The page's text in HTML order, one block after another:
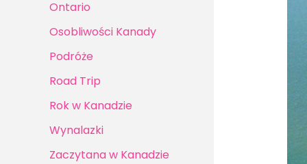
Ontario
Osobliwości Kanady
Podróże
Road Trip
Rok w Kanadzie
Wynalazki
Zaczytana w Kanadzie